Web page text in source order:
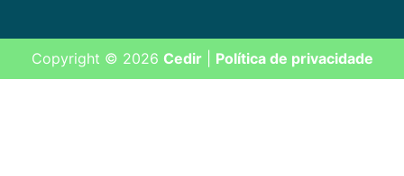
Copyright © 2026 Cedir| Política de privacidade